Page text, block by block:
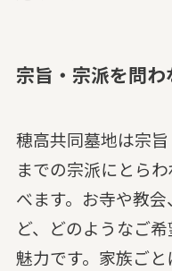
宗旨・宗派を問わ
穂高共同墓地は宗
までの宗派にとら
べます。お寺や教
ど、どのようなご
魅力です。家族ご